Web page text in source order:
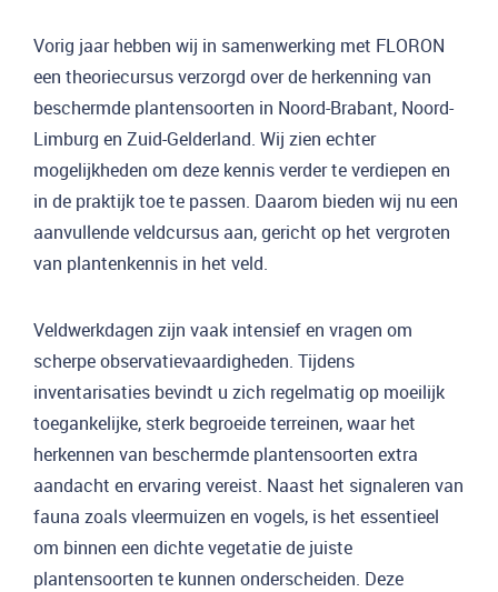
Vorig jaar hebben wij in samenwerking met FLORON
een theoriecursus verzorgd over de herkenning van
beschermde plantensoorten in Noord-Brabant, Noord-
Limburg en Zuid-Gelderland. Wij zien echter
mogelijkheden om deze kennis verder te verdiepen en
in de praktijk toe te passen. Daarom bieden wij nu een
aanvullende veldcursus aan, gericht op het vergroten
van plantenkennis in het veld.
Veldwerkdagen zijn vaak intensief en vragen om
scherpe observatievaardigheden. Tijdens
inventarisaties bevindt u zich regelmatig op moeilijk
toegankelijke, sterk begroeide terreinen, waar het
herkennen van beschermde plantensoorten extra
aandacht en ervaring vereist. Naast het signaleren van
fauna zoals vleermuizen en vogels, is het essentieel
om binnen een dichte vegetatie de juiste
plantensoorten te kunnen onderscheiden. Deze